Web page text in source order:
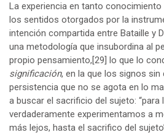
La experiencia en tanto
los sentidos otorgados por la
intención compartida entre Bataille y
una metodología que insubordina al
propio pensamiento,[29] lo que lo
significación, en la que los signos
persistencia que no se agota en lo
a buscar el sacrificio del sujeto: “para
verdaderamente experimentamos a
más lejos, hasta el sacrifico del